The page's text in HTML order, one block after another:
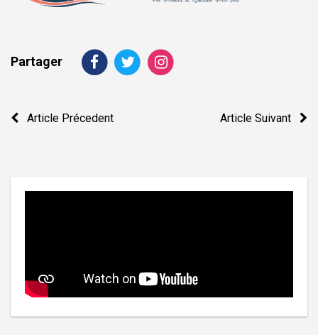
Partager
Navigation
Article Précedent Article Suivant